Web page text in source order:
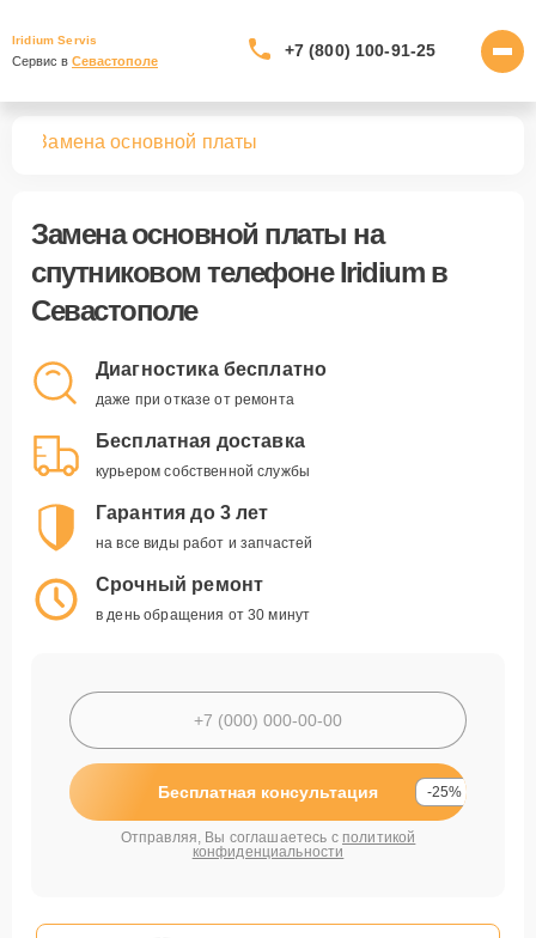
Iridium Servis
Сервис в Севастополе
+7 (800) 100-91-25
Замена основной платы
Замена основной платы на
спутниковом телефоне Iridium в
Севастополе
Диагностика бесплатно
даже при отказе от ремонта
Бесплатная доставка
курьером собственной службы
Гарантия до 3 лет
на все виды работ и запчастей
Срочный ремонт
в день обращения от 30 минут
Бесплатная консультация -25%
Отправляя, Вы соглашаетесь с политикой
конфиденциальности